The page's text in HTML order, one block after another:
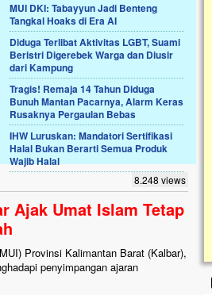
MUI DKI: Tabayyun Jadi Benteng
Tangkal Hoaks di Era AI
Diduga Terlibat Aktivitas LGBT, Suami
Beristri Digerebek Warga dan Diusir
dari Kampung
Tragis! Remaja 14 Tahun Diduga
Bunuh Mantan Pacarnya, Alarm Keras
Rusaknya Pergaulan Bebas
IHW Luruskan: Mandatori Sertifikasi
Halal Bukan Berarti Semua Produk
Wajib Halal
8.248 views
Ajak Umat Islam Tetap
Provinsi Kalimantan Barat (Kalbar),
penyimpangan ajaran
Lima Tahun Mangkrak, Masjid di
Pelosok ini Mengenaskan. Ayo Bantu.!!
Nasib masjid di Kampung Cilumbu ini sungguh
mengenaskan. Lima tahun mangkrak, kini nyaris
tak berbentuk masjid, dipenuhi rumput liar,
hujan....